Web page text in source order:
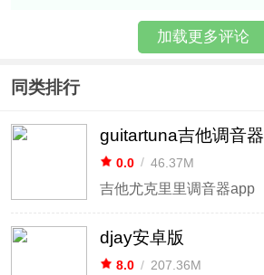
加载更多评论
同类排行
guitartuna吉他调音器
0.0 / 46.37M
吉他尤克里里调音器app
djay安卓版
8.0 / 207.36M